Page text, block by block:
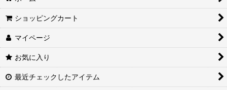
ショッピングカート
マイページ
お気に入り
最近チェックしたアイテム